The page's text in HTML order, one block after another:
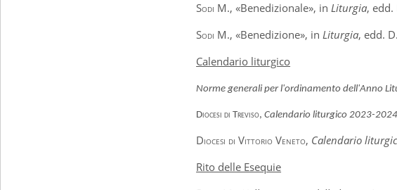
Sodi M., «Benedizionale», inLiturgia, edd.
Sodi M., «Benedizione», inLiturgia, edd.
Calendario liturgico
Norme generali per l'ordinamento dell'Anno
Diocesi di Treviso,Calendario liturgico 2023-
Diocesi di Vittorio Veneto, Calendario
Rito delle Esequie